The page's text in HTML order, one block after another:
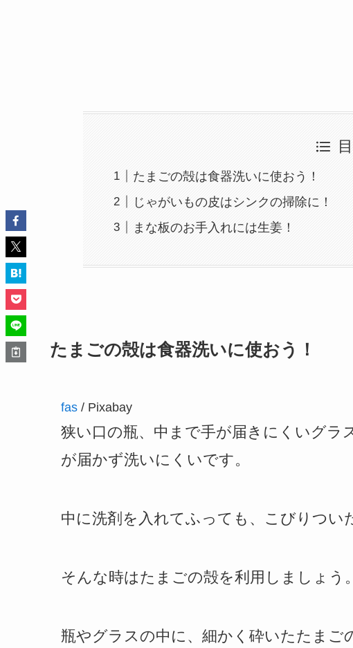
たまごの殻は食器洗いに使おう！
じゃがいもの皮はシンクの掃除に！
まな板のお手入れには生姜！
たまごの殻は食器洗いに使おう！
fas / Pixabay
狭い口の瓶、中まで手が届きにくいグラ
が届かず洗いにくいです。
中に洗剤を入れてふっても、こびりつい
そんな時はたまごの殻を利用しましょう。
瓶やグラスの中に、細かく砕いたたまご